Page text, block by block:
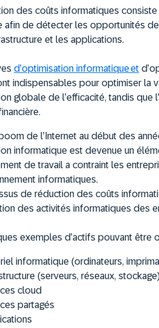
des coûts informatiques
afin de détecter les opportunités
et les applications.
d’optimisation informatique et
indispensables pour optimiser la
globale de l’efficacité, tandis
de l’Internet au début des
informatique est devenue un
de travail a contraint les
informatiques.
de réduction des coûts
des activités informatiques des
exemples d’actifs pouvant être
informatique (ordinateurs,
(serveurs, réseaux,
cloud
partagés